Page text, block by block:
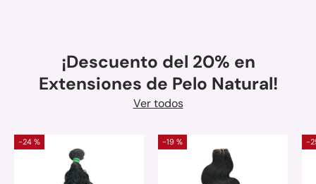
¡Descuento del 20% en
Extensiones de Pelo Natural!
Ver todos
-24 % -19 % -